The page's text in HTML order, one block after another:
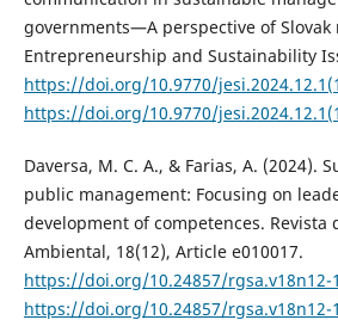
governments—A perspective of Slovak
Entrepreneurship and Sustainability
https://doi.org/10.9770/
https://doi.org/10.9770/
Daversa, M. C. A., & Farias, A. (2024).
public management: Focusing on
development of competences. Revista
Ambiental, 18(12), Article e010017.
https://doi.org/10.24857/rgsa.v18n12-
https://doi.org/10.24857/rgsa.v18n12-